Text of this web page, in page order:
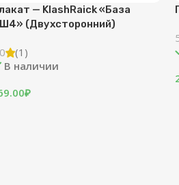
— KlashRaick «База
(Двухсторонний)
(1)
наличии
₽